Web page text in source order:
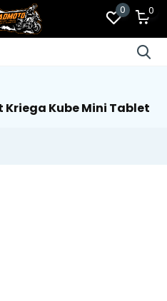
0 0
Kube Mini Tablet